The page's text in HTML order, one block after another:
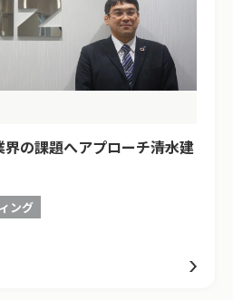
の課題へアプローチ――清水建
ング